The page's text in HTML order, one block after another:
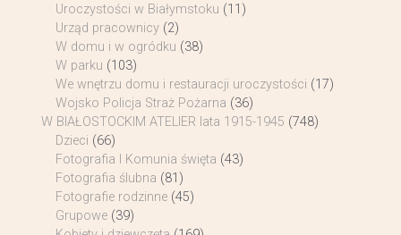
Uroczystości w Białymstoku (11)
Urząd pracownicy (2)
W domu i w ogródku (38)
W parku (103)
We wnętrzu domu i restauracji uroczystości (17)
Wojsko Policja Straż Pożarna (36)
W BIAŁOSTOCKIM ATELIER lata 1915-1945 (748)
Dzieci (66)
Fotografia I Komunia święta (43)
Fotografia ślubna (81)
Fotografie rodzinne (45)
Grupowe (39)